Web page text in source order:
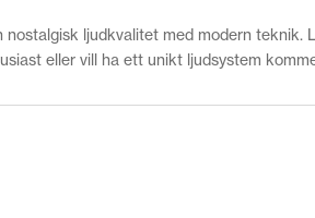
ljudkvalitet med modern
eller vill ha ett unikt ljudsystem